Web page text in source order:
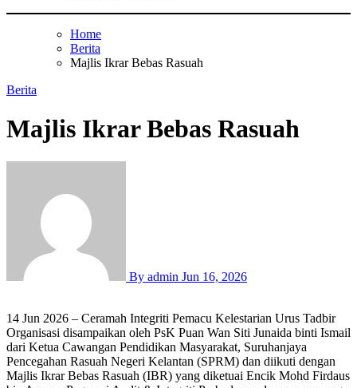
Home
Berita
Majlis Ikrar Bebas Rasuah
Berita
Majlis Ikrar Bebas Rasuah
By admin Jun 16, 2026
14 Jun 2026 – Ceramah Integriti Pemacu Kelestarian Urus Tadbir
Organisasi disampaikan oleh PsK Puan Wan Siti Junaida binti Ismail
dari Ketua Cawangan Pendidikan Masyarakat, Suruhanjaya
Pencegahan Rasuah Negeri Kelantan (SPRM) dan diikuti dengan
Majlis Ikrar Bebas Rasuah (IBR) yang diketuai Encik Mohd Firdaus